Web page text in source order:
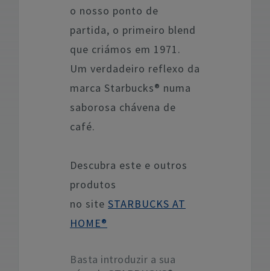
o nosso ponto de
partida, o primeiro blend
que criámos em 1971.
Um verdadeiro reflexo da
marca Starbucks® numa
saborosa chávena de
café.
Descubra este e outros
produtos
no site STARBUCKS AT
HOME®
Basta introduzir a sua